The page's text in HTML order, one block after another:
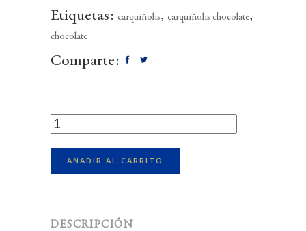
Etiquetas: carquiñolis, carquiñolis chocolate,
chocolate
Comparte:
chocolate
AÑADIR AL CARRITO
DESCRIPCIÓN